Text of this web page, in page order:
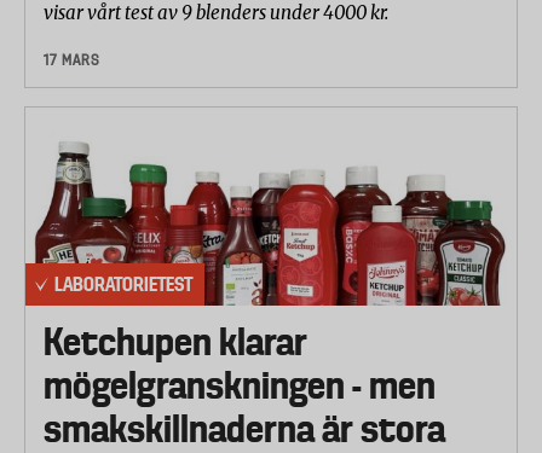
visar vårt test av 9 blenders under 4000 kr.
17 MARS
LABORATORIETEST
Ketchupen klarar
mögelgranskningen - men
smakskillnaderna är stora